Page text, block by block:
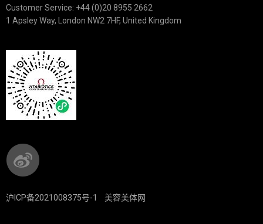
Customer Service: +44 (0)20 8955 2662
1 Apsley Way, London NW2 7HF, United Kingdom
沪ICP备2021008375号-1 美容美体网